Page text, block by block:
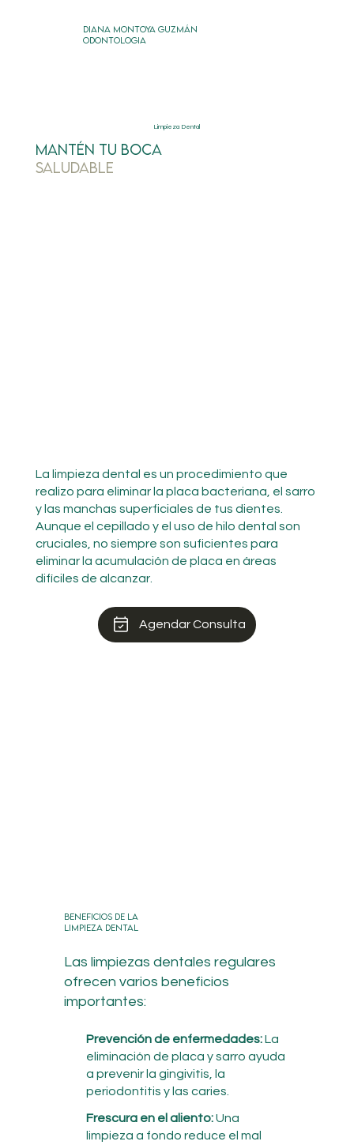
DIANA MONTOYA GUZMÁN
ODONTOLOGIA
Limpieza Dental
Mantén Tu Boca
Saludable
La limpieza dental es un procedimiento que
realizo para eliminar la placa bacteriana, el sarro
y las manchas superficiales de tus dientes.
Aunque el cepillado y el uso de hilo dental son
cruciales, no siempre son suficientes para
eliminar la acumulación de placa en áreas
difíciles de alcanzar.
Agendar Consulta
Beneficios de la
limpieza dental
Las limpiezas dentales regulares
ofrecen varios beneficios
importantes:
Prevención de enfermedades:La
eliminación de placa y sarro ayuda
a prevenir la gingivitis, la
periodontitis y las caries.
Frescura en el aliento:Una
limpieza a fondo reduce el mal